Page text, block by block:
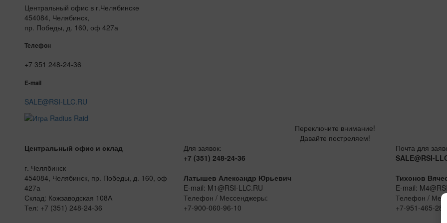
Центральный офис в г.Челябинске
454084, Челябинск,
пр. Победы, д. 160, оф 427а
Телефон
+7 351 248-24-36
E-mail
SALE@RSI-LLC.RU
Переключите внимание!
Давайте постреляем!
Центральный офис и склад
г. Челябинск
454084, Челябинск, пр. Победы, д. 160, оф
427а
Склад: Кожзаводская 108А
Тел: +7 (351) 248-24-36
Для заявок:
+7 (351) 248-24-36
Латышев Александр Юрьевич
E-mail: M1@RSI-LLC.RU
Телефон / Мессенджеры:
+7-900-060-96-10
Почта для
SALE@RSI-
Тихонов
E-mail:
Телефон /
+7-951-465-28-